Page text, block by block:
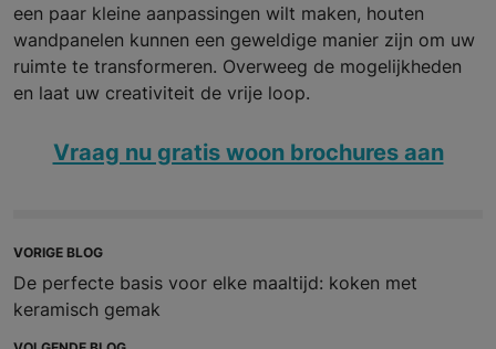
een paar kleine aanpassingen wilt maken, houten
wandpanelen kunnen een geweldige manier zijn om uw
ruimte te transformeren. Overweeg de mogelijkheden
en laat uw creativiteit de vrije loop.
Vraag nu gratis woon brochures aan
VORIGE BLOG
De perfecte basis voor elke maaltijd: koken met
keramisch gemak